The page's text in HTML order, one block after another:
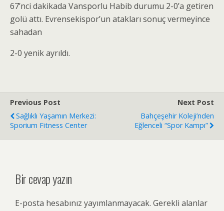
67’nci dakikada Vansporlu Habib durumu 2-0’a getiren
golü attı. Evrensekispor’un atakları sonuç vermeyince
sahadan
2-0 yenik ayrıldı.
Previous Post
Sağlıklı Yaşamın Merkezi:
Sporium Fitness Center
Next Post
Bahçeşehir Koleji’nden
Eğlenceli “Spor Kampı”
Bir cevap yazın
E-posta hesabınız yayımlanmayacak. Gerekli alanlar